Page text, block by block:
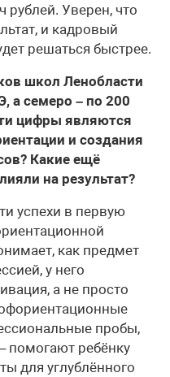
рублей. Уверен, что
и кадровый
решаться быстрее.
школ Ленобласти
а семеро – по 200
цифры являются
и создания
Какие ещё
на результат?
успехи в первую
как предмет
у него
а не просто
пробы,
помогают ребёнку
для углублённого